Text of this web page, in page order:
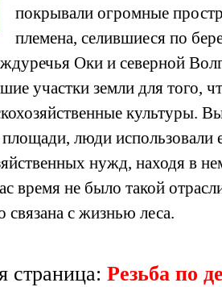
покрывали огромные
племена, селившиеся по
Оки и северной
участки земли для того,
культуры.
люди использовали
нужд, находя в
время не было такой
связана с жизнью леса.
страница: Резьба по